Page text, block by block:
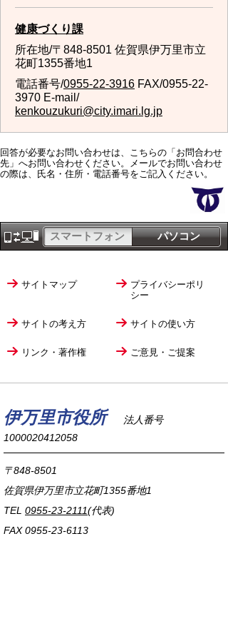
健康づくり課
所在地/〒848-8501 佐賀県伊万里市立
花町1355番地1
電話番号/0955-22-3916 FAX/0955-22-
3970 E-mail/
kenkouzukuri@city.imari.lg.jp
回答が必要なお問い合わせは、こちらの「お問合わせ
先」へお問い合わせください。メールでお問い合わせ
の際は、氏名・住所・電話番号をご記入ください。
パソコン
スマートフォン
サイトマップ
プライバシーポリ
シー
サイトの考え方 サイトの使い方
リンク・著作権 ご意見・ご提案
伊万里市役所
法人番号
1000020412058
〒848-8501
佐賀県伊万里市立花町1355番地1
TEL 0955-23-2111(代表)
FAX 0955-23-6113